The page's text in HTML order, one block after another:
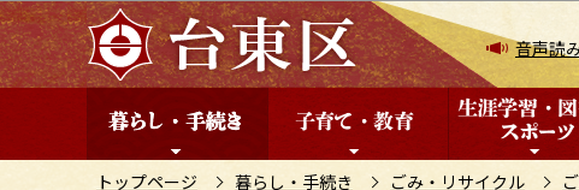
こ
の
ペ
音声読
トップページ 暮らし・手続き ごみ・リサイクル